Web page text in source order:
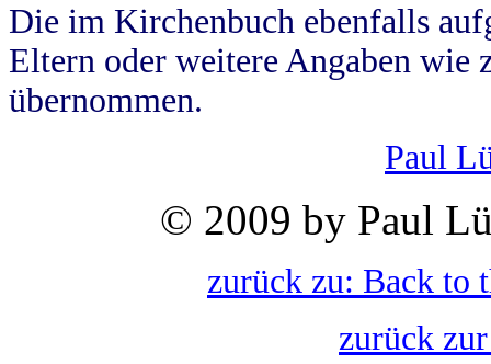
Die im Kirchenbuch ebenfalls
Eltern oder weitere Angaben wie
übernommen.
Paul
© 2009 by Paul
zurück zu: Back to
zurück